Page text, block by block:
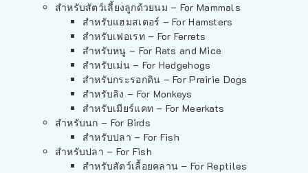
สำหรับสัตว์เลี้ยงลูกด้วยนม – For Mammals
สำหรับแฮมสเตอร์ – For Hamsters
สำหรับเฟอเรท – For Ferrets
สำหรับหนู – For Rats and Mice
สำหรับเม่น – For Hedgehogs
สำหรับกระรอกดิน – For Prairie Dogs
สำหรับลิง – For Monkeys
สำหรับเมียร์แคท – For Meerkats
สำหรับนก – For Birds
สำหรับปลา – For Fish
สำหรับปลา – For Fish
สำหรับสัตว์เลื้อยคลาน – For Reptiles